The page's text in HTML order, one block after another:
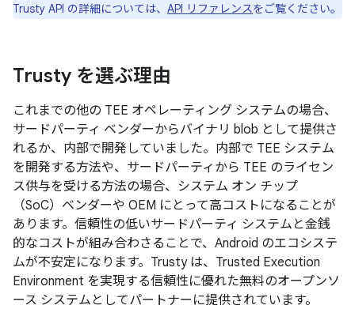
Trusty API の詳細については、 API リファレンスをご覧ください。
Trusty を選ぶ理由
これまでの他の TEE オペレーティング システムの場合、
サードパーティ ベンダーからバイナリ blob として提供さ
れるか、内部で開発していました。内部で TEE システム
を開発する方法や、サードパーティから TEE のライセン
ス供与を受ける方法の場合、システム オン チップ
（SoC）ベンダーや OEM にとって高コストになることが
あります。信頼性の低いサードパーティ システムと金銭
的なコストが組み合わさることで、Android のエコシステ
ムが不安定になります。Trusty は、Trusted Execution
Environment を実現する信頼性に優れた無料のオープンソ
ース システムとしてパートナーに提供されています。